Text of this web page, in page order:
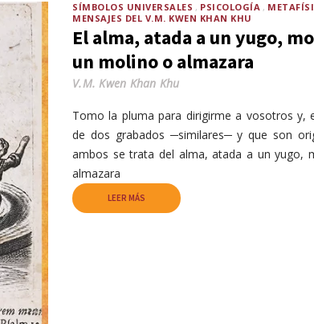
SÍMBOLOS UNIVERSALES PSICOLOGÍA
MENSAJES DEL V.M. KWEN KHAN KHU
El alma, atada a un yugo,
un molino o almazara
V.M. Kwen Khan Khu
Tomo la pluma para dirigirme a vosotros y,
de dos grabados ─similares─ y que son
ambos se trata del alma, atada a un yugo,
almazara
LEER MÁS